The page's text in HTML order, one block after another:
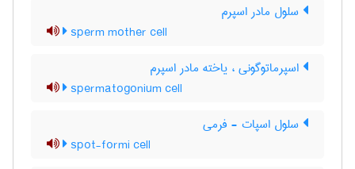
سلول مادر اسپرم
sperm mother cell
اسپرماتوگونی ، یاخته مادر اسپرم
spermatogonium cell
سلول اسپات - فرمی
spot-formi cell